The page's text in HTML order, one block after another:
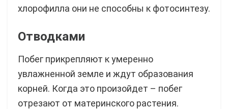
хлорофилла они не способны к фотосинтезу.
Отводками
Побег прикрепляют к умеренно
увлажненной земле и ждут образования
корней. Когда это произойдет – побег
отрезают от материнского растения.